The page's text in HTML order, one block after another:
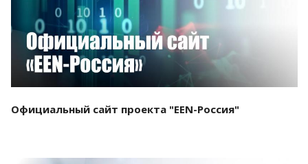
Официальный сайт проекта "EEN-Россия"